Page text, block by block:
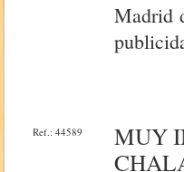
Madrid
Ref.: 44589
MUY